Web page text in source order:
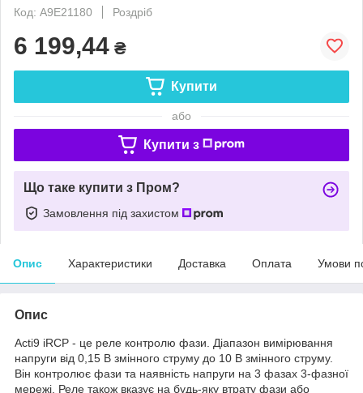
Код: A9E21180
Роздріб
6 199,44 ₴
Купити
або
Купити з
Що таке купити з Пром?
Замовлення під захистом
Опис Характеристики Доставка Оплата Умови
Опис
Acti9 iRCP - це реле контролю фази. Діапазон вимірювання
напруги від 0,15 В змінного струму до 10 В змінного струму.
Він контролює фази та наявність напруги на 3 фазах 3-фазної
мережі. Реле також вказує на будь-яку втрату фази або